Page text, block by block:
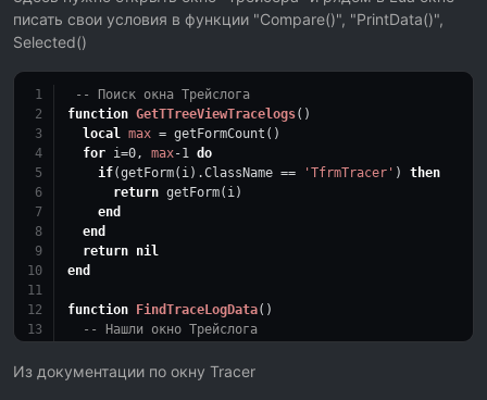
писать свои условия в функции "Compare()", "PrintData()",
Selected()
-- Поиск окна Трейслога
function GetTTreeViewTracelogs()
local max = getFormCount()
for i=0, max-1 do
if(getForm(i).ClassName == 'TfrmTracer' ) then
return getForm(i)
end
end
return nil
end
function FindTraceLogData()
-- Нашли окно Трейслога
-- Перебираем все записи
Из документации по окну Tracer